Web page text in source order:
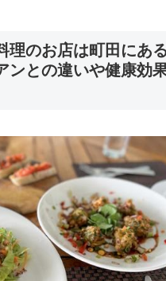
理のお店は町田にあ
ンとの違いや健康効